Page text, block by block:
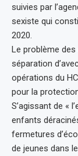
suivies par
sexiste qui
2020.
Le problème
séparation
opérations du
pour la
S’agissant de «
enfants
fermetures
de jeunes dans